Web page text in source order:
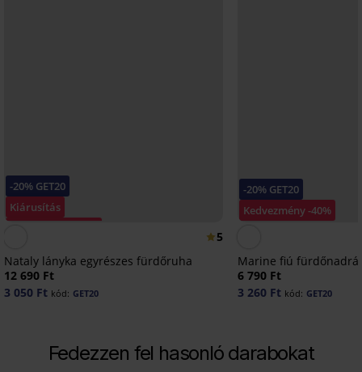
-20% GET20
Kiárusítás
5
Nataly lányka egyrészes fürdőruha
12 690 Ft
3 050 Ft kód: GET20
-20% GET20
Kedvezmény -40%
Marine fiú
6 790 Ft
3 260 Ft kód: GET20
Fedezzen fel hasonló darabokat